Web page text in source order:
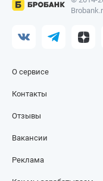
О сервисе
Контакты
Отзывы
Вакансии
Реклама